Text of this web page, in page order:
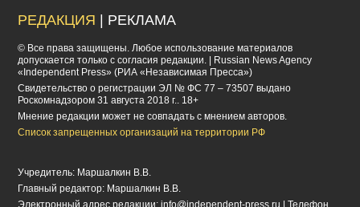
РЕДАКЦИЯ | РЕКЛАМА
© Все права защищены. Любое использование материалов
допускается только с согласия редакции. | Russian News Agency
«Independent Press» (РИА «Независимая Пресса»)
Cвидетельство о регистрации ЭЛ № ФС 77 – 73507 выдано
Роскомнадзором 31 августа 2018 г.. 18+
Мнение редакции может не совпадать с мнением авторов.
Список запрещенных организаций на территории РФ
Учредитель: Маршалкин В.В.
Главный редактор: Маршалкин В.В.